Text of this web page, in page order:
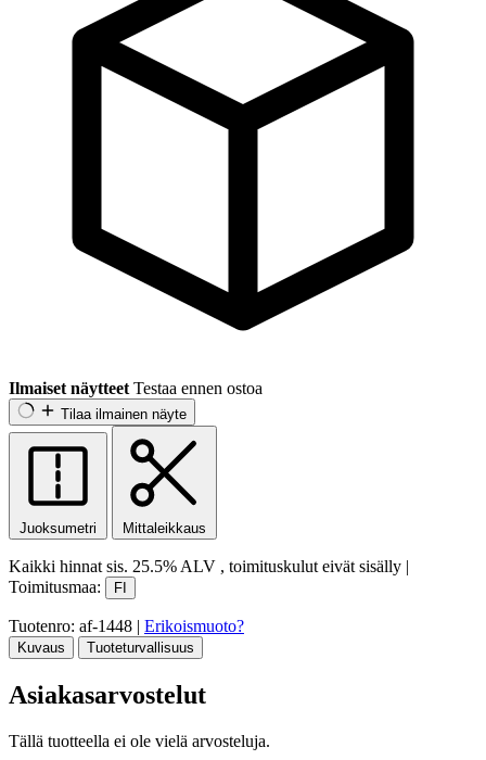
Ilmaiset näytteet Testaa ennen ostoa
Tilaa ilmainen näyte
Juoksumetri Mittaleikkaus
Kaikki hinnat sis. 25.5% ALV , toimituskulut eivät sisälly |
Toimitusmaa:
FI
Tuotenro: af-1448 | Erikoismuoto?
Kuvaus Tuoteturvallisuus
Asiakasarvostelut
Tällä tuotteella ei ole vielä arvosteluja.